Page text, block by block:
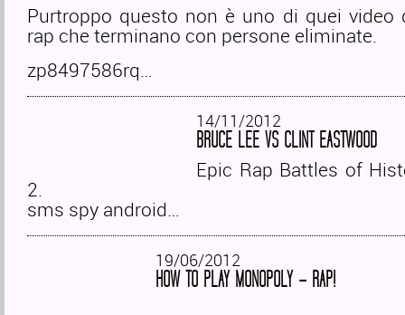
Purtroppo questo non è uno di quei video
rap che terminano con persone eliminate.
zp8497586rq…
14/11/2012
BRUCE LEE VS CLINT EASTWOOD
Epic Rap Battles of
2.
sms spy android…
19/06/2012
HOW TO PLAY MONOPOLY – RAP!